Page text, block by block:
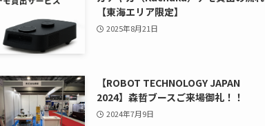
【東海エリア限定】
2025年8月21日
【ROBOT TECHNOLOGY JAPAN
2024】森哲ブースご来場御礼！！
2024年7月9日